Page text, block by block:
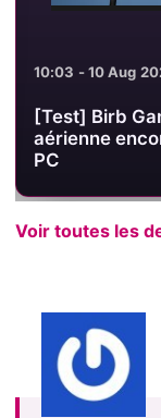
09:52 - 10 Aug
[Test] RE :
promenade
mais encore
Voir toutes les